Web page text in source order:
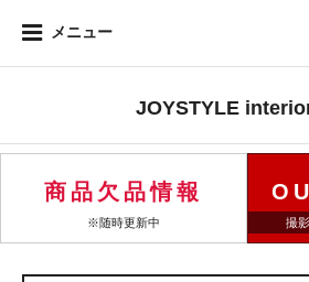
メニュー
JOYSTYLE
商品欠品情報
※随時更新中 撮